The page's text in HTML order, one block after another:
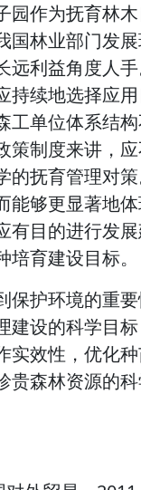
园作为抚育林
林业部门发展
远利益角度人
持续地选择应
工单位体系结
策制度来讲，
的抚育管理对
够更显著地体
有目的进行发
育建设目标。
保护环境的重
建设的科学目
实效性，优化
贵森林资源的